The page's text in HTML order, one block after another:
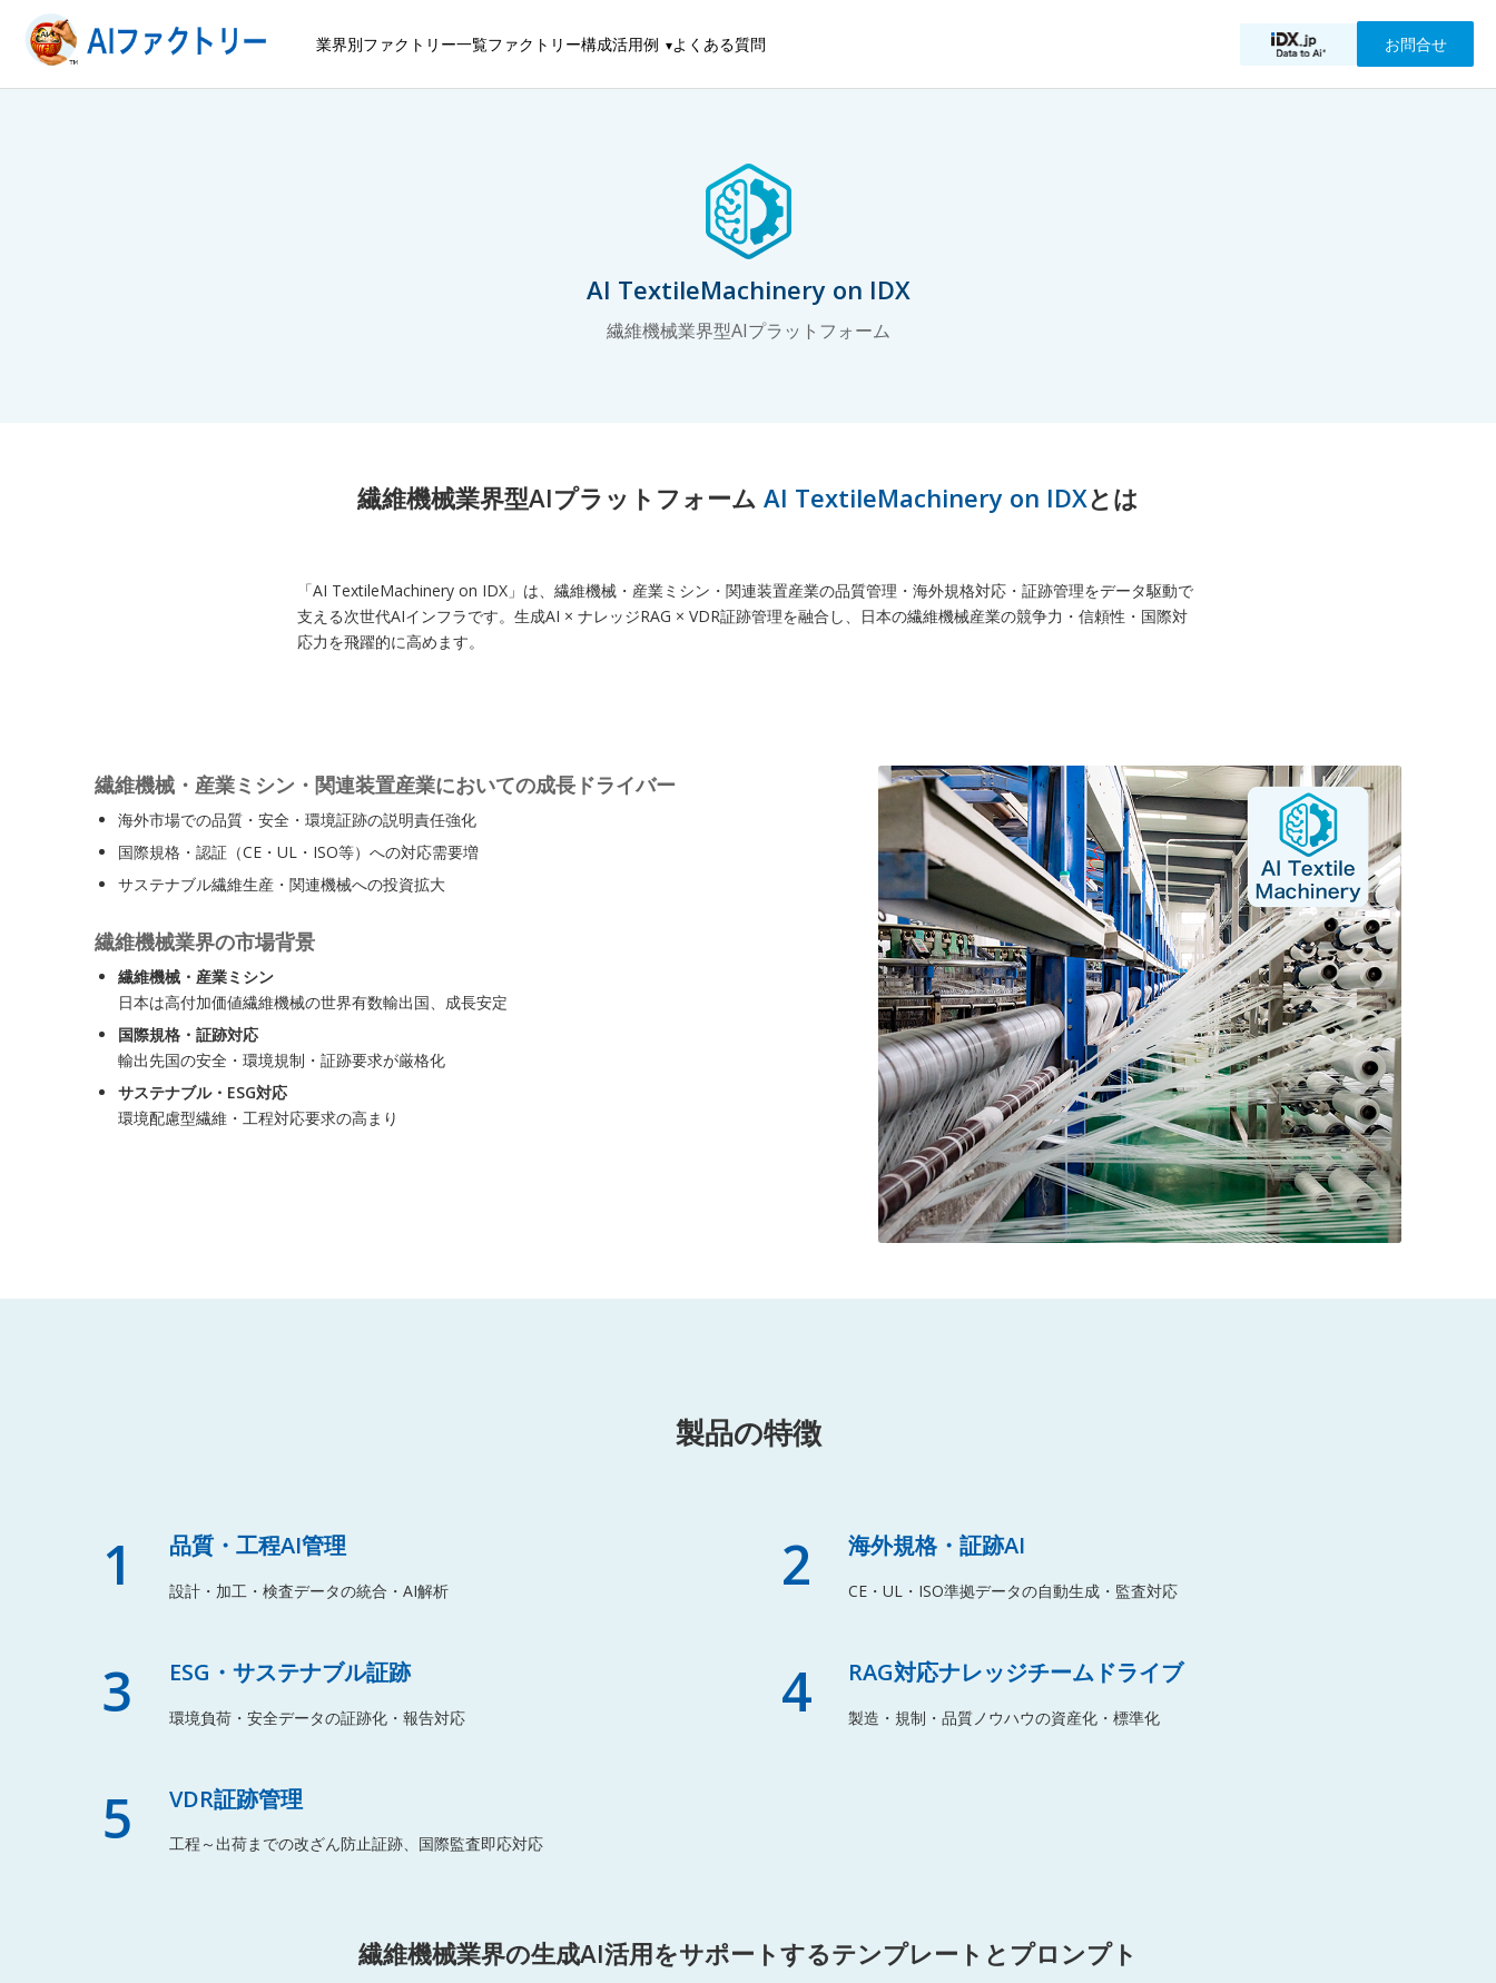
業界別ファクトリー一覧ファクトリー構成活用例 よくある質問 お問合せ
AI TextileMachinery on IDX
繊維機械業界型AIプラットフォーム
繊維機械業界型AIプラットフォーム AI TextileMachinery on IDXとは
「AI TextileMachinery on IDX」は、繊維機械・産業ミシン・関連装置産業の品質管理・海外規格対応・証跡管理をデータ駆動で
支える次世代AIインフラです。生成AI × ナレッジRAG × VDR証跡管理を融合し、日本の繊維機械産業の競争力・信頼性・国際対
応力を飛躍的に高めます。
繊維機械・産業ミシン・関連装置産業においての成長ドライバー
海外市場での品質・安全・環境証跡の説明責任強化
国際規格・認証（CE・UL・ISO等）への対応需要増
サステナブル繊維生産・関連機械への投資拡大
繊維機械業界の市場背景
繊維機械・産業ミシン
日本は高付加価値繊維機械の世界有数輸出国、成長安定
国際規格・証跡対応
輸出先国の安全・環境規制・証跡要求が厳格化
サステナブル・ESG対応
環境配慮型繊維・工程対応要求の高まり
製品の特徴
1 品質・工程AI管理
設計・加工・検査データの統合・AI解析 2 海外規格・証跡AI
CE・UL・ISO準拠データの自動生成・監査対応
3 ESG・サステナブル証跡
環境負荷・安全データの証跡化・報告対応 4 RAG対応ナレッジチームドライブ
製造・規制・品質ノウハウの資産化・標準化
5 VDR証跡管理
工程～出荷までの改ざん防止証跡、国際監査即応対応
繊維機械業界の生成AI活用をサポートするテンプレートとプロンプト